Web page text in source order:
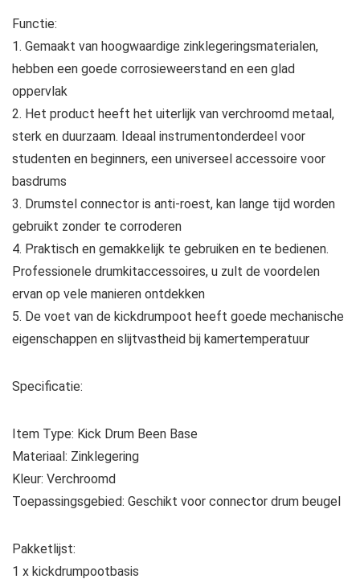
Functie:
1. Gemaakt van hoogwaardige zinklegeringsmaterialen,
hebben een goede corrosieweerstand en een glad
oppervlak
2. Het product heeft het uiterlijk van verchroomd metaal,
sterk en duurzaam. Ideaal instrumentonderdeel voor
studenten en beginners, een universeel accessoire voor
basdrums
3. Drumstel connector is anti-roest, kan lange tijd worden
gebruikt zonder te corroderen
4. Praktisch en gemakkelijk te gebruiken en te bedienen.
Professionele drumkitaccessoires, u zult de voordelen
ervan op vele manieren ontdekken
5. De voet van de kickdrumpoot heeft goede mechanische
eigenschappen en slijtvastheid bij kamertemperatuur
Specificatie:
Item Type: Kick Drum Been Base
Materiaal: Zinklegering
Kleur: Verchroomd
Toepassingsgebied: Geschikt voor connector drum beugel
Pakketlijst:
1 x kickdrumpootbasis